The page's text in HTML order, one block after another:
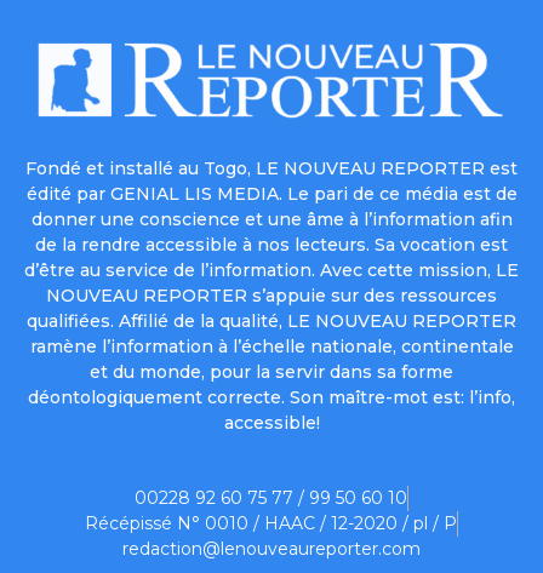
Fondé et installé au Togo, LE NOUVEAU REPORTER est
édité par GENIAL LIS MEDIA. Le pari de ce média est de
donner une conscience et une âme à l’information afin
de la rendre accessible à nos lecteurs. Sa vocation est
d’être au service de l’information. Avec cette mission, LE
NOUVEAU REPORTER s’appuie sur des ressources
qualifiées. Affilié de la qualité, LE NOUVEAU REPORTER
ramène l’information à l’échelle nationale, continentale
et du monde, pour la servir dans sa forme
déontologiquement correcte. Son maître-mot est: l’info,
accessible!
00228 92 60 75 77 / 99 50 60 10
Récépissé N° 0010 / HAAC / 12-2020 / pl / P
redaction@lenouveaureporter.com